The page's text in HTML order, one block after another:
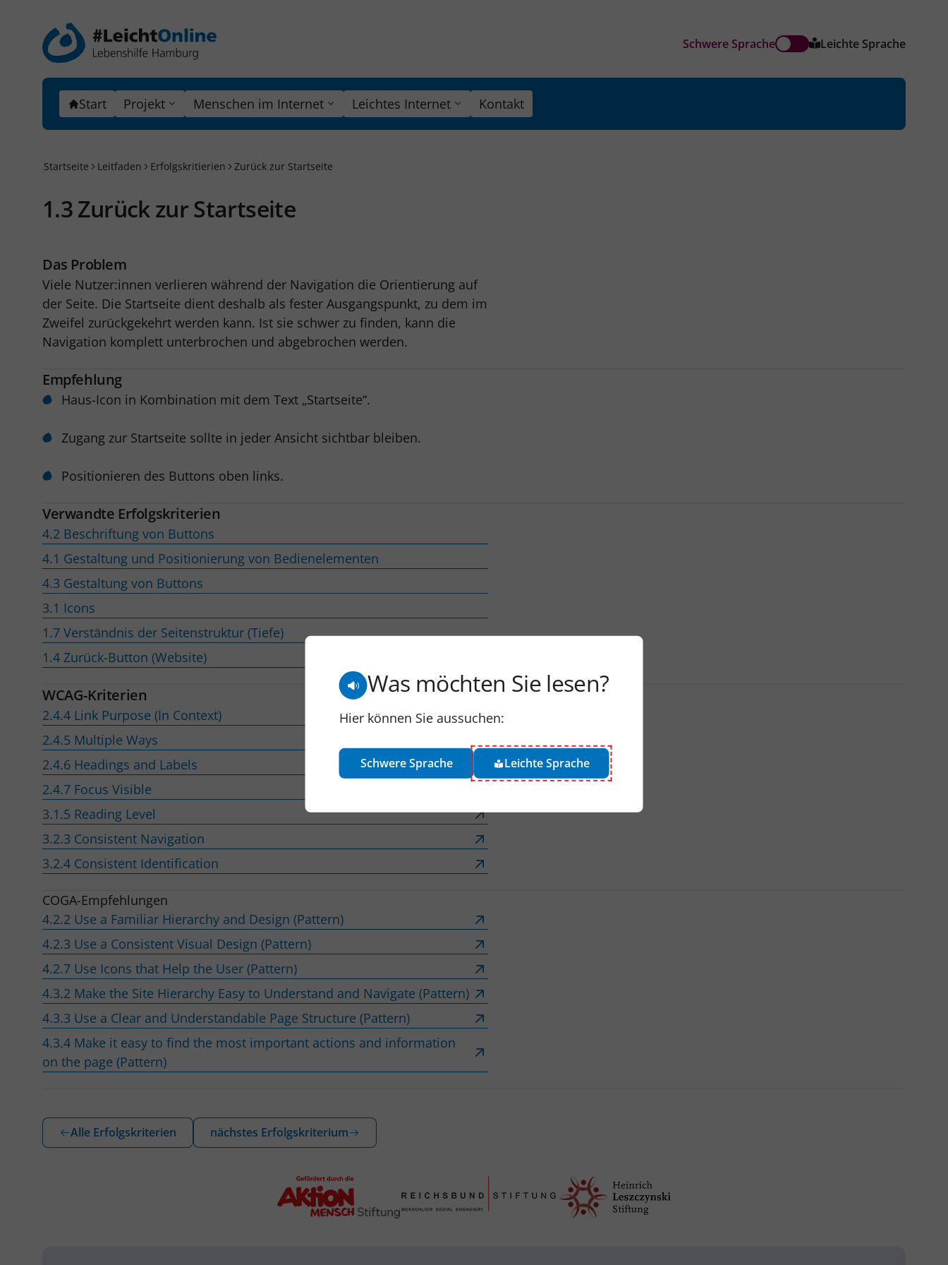
Schwere Sprache Leichte Sprache
Start Projekt Menschen im Internet Leichtes Internet Kontakt
Startseite Leitfaden Erfolgskritierien Zurück zur Startseite
1.3 Zurück zur Startseite
Das Problem
Viele Nutzer:innen verlieren während der Navigation die Orientierung auf
der Seite. Die Startseite dient deshalb als fester Ausgangspunkt, zu dem im
Zweifel zurückgekehrt werden kann. Ist sie schwer zu finden, kann die
Navigation komplett unterbrochen und abgebrochen werden.
Empfehlung
Haus-Icon in Kombination mit dem Text „Startseite“.
Zugang zur Startseite sollte in jeder Ansicht sichtbar bleiben.
Positionieren des Buttons oben links.
Verwandte Erfolgskriterien
4.2 Beschriftung von Buttons
4.1 Gestaltung und Positionierung von Bedienelementen
4.3 Gestaltung von Buttons
3.1 Icons
1.7 Verständnis der Seitenstruktur (Tiefe)
1.4 Zurück-Button (Website)
WCAG-Kriterien
2.4.4 Link Purpose (In Context)
2.4.5 Multiple Ways
2.4.6 Headings and Labels
2.4.7 Focus Visible
3.1.5 Reading Level
3.2.3 Consistent Navigation
3.2.4 Consistent Identification
COGA-Empfehlungen
4.2.2 Use a Familiar Hierarchy and Design (Pattern)
4.2.3 Use a Consistent Visual Design (Pattern)
4.2.7 Use Icons that Help the User (Pattern)
4.3.2 Make the Site Hierarchy Easy to Understand and Navigate (Pattern)
4.3.3 Use a Clear and Understandable Page Structure (Pattern)
4.3.4 Make it easy to find the most important actions and information
on the page (Pattern)
Alle Erfolgskriterien nächstes Erfolgskriterium
Was möchten Sie lesen?
Hier können Sie aussuchen:
Schwere Sprache Leichte Sprache